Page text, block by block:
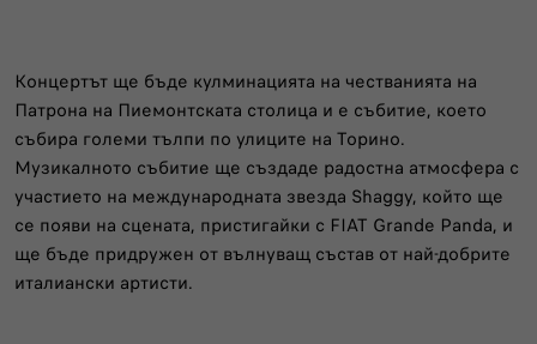
Концертът ще бъде кулминацията на честванията на
Патрона на Пиемонтската столица и е събитие, което
събира големи тълпи по улиците на Торино.
Музикалното събитие ще създаде радостна атмосфера с
участието на международната звезда Shaggy, който ще
се появи на сцената, пристигайки с FIAT Grande Panda, и
ще бъде придружен от вълнуващ състав от най-добрите
италиански артисти.